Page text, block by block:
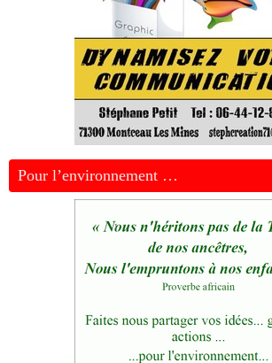
Pour l’environnement …